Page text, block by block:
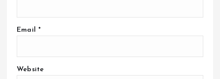
Email *
Website